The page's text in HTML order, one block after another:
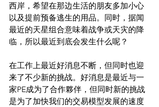
西岸，希望在那边生活的朋友多加小心
以及提前预备逃生的用品。同时，据闻
最近的天星组合意味着战争或天灾的降
临，所以最近到底会发生什么呢？
在工作上最近好消息不断，但同时也迎
来了不少新的挑战。好消息是最近与一
家PE成为了合作夥伴，但同时新的挑战
是为了加快我们的交易模型发展的速度